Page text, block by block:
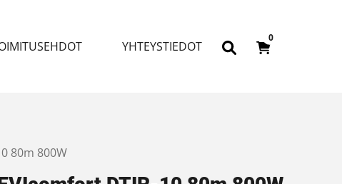
YHTEYSTIEDOT
0
80m 800W